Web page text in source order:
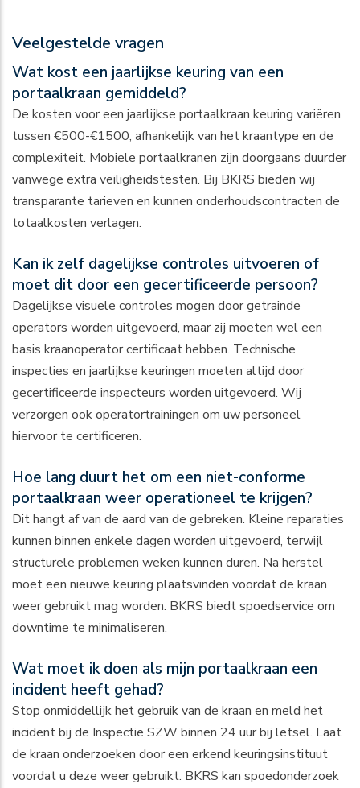
Veelgestelde vragen
Wat kost een jaarlijkse keuring van een
portaalkraan gemiddeld?
De kosten voor een jaarlijkse portaalkraan keuring variëren
tussen €500-€1500, afhankelijk van het kraantype en de
complexiteit. Mobiele portaalkranen zijn doorgaans duurder
vanwege extra veiligheidstesten. Bij BKRS bieden wij
transparante tarieven en kunnen onderhoudscontracten de
totaalkosten verlagen.
Kan ik zelf dagelijkse controles uitvoeren of
moet dit door een gecertificeerde persoon?
Dagelijkse visuele controles mogen door getrainde
operators worden uitgevoerd, maar zij moeten wel een
basis kraanoperator certificaat hebben. Technische
inspecties en jaarlijkse keuringen moeten altijd door
gecertificeerde inspecteurs worden uitgevoerd. Wij
verzorgen ook operatortrainingen om uw personeel
hiervoor te certificeren.
Hoe lang duurt het om een niet-conforme
portaalkraan weer operationeel te krijgen?
Dit hangt af van de aard van de gebreken. Kleine reparaties
kunnen binnen enkele dagen worden uitgevoerd, terwijl
structurele problemen weken kunnen duren. Na herstel
moet een nieuwe keuring plaatsvinden voordat de kraan
weer gebruikt mag worden. BKRS biedt spoedservice om
downtime te minimaliseren.
Wat moet ik doen als mijn portaalkraan een
incident heeft gehad?
Stop onmiddellijk het gebruik van de kraan en meld het
incident bij de Inspectie SZW binnen 24 uur bij letsel. Laat
de kraan onderzoeken door een erkend keuringsinstituut
voordat u deze weer gebruikt. BKRS kan spoedonderzoek